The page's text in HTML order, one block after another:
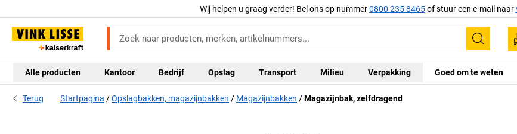
Wij helpen u graag verder! Bel ons op nummer0800 235 8465of stuur een e-mail naar
Zoeken
Alle producten Kantoor Bedrijf Opslag Transport Milieu Verpakking Goed om te weten
Terug Startpagina Opslagbakken, magazijnbakken Magazijnbakken Magazijnbak, zelfdragend